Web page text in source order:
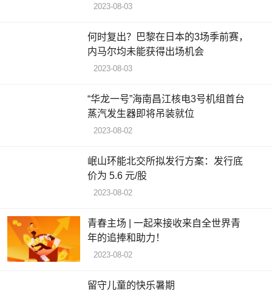
2023-08-03
何时复出？巴黎在日本的3场季前赛，
内马尔均未能获得出场机会
2023-08-03
“华龙一号”海南昌江核电3号机组首台
蒸汽发生器即将吊装就位
2023-08-02
岷山环能北交所拟发行方案：发行底
价为 5.6 元/股
2023-08-02
青春主场 | 一起来接收来自全世界青
年的追捧和助力！
2023-08-02
留守儿童的快乐暑期